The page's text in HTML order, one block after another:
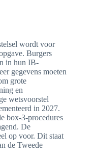
wordt voor
Burgers
in hun IB-
gegevens moeten
grote
en
wetsvoorstel
in 2027.
box-3-procedures
De
op voor. Dit staat
de Tweede